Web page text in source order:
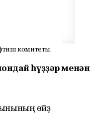
комитеты.
һүҙҙәр менән
өйҙә